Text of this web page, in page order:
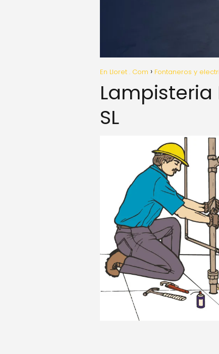
En Lloret . Com Fontaneros y
Lampisteria
SL